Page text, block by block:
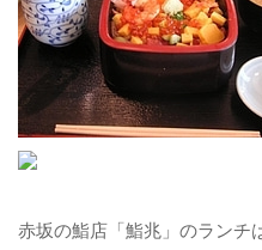
赤坂の鮨店「鮨兆」のランチ